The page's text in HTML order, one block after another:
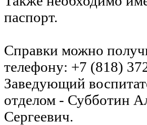
паспорт.
Справки можно
телефону: +7 (818)
Заведующий
отделом - Субботин
Сергеевич.